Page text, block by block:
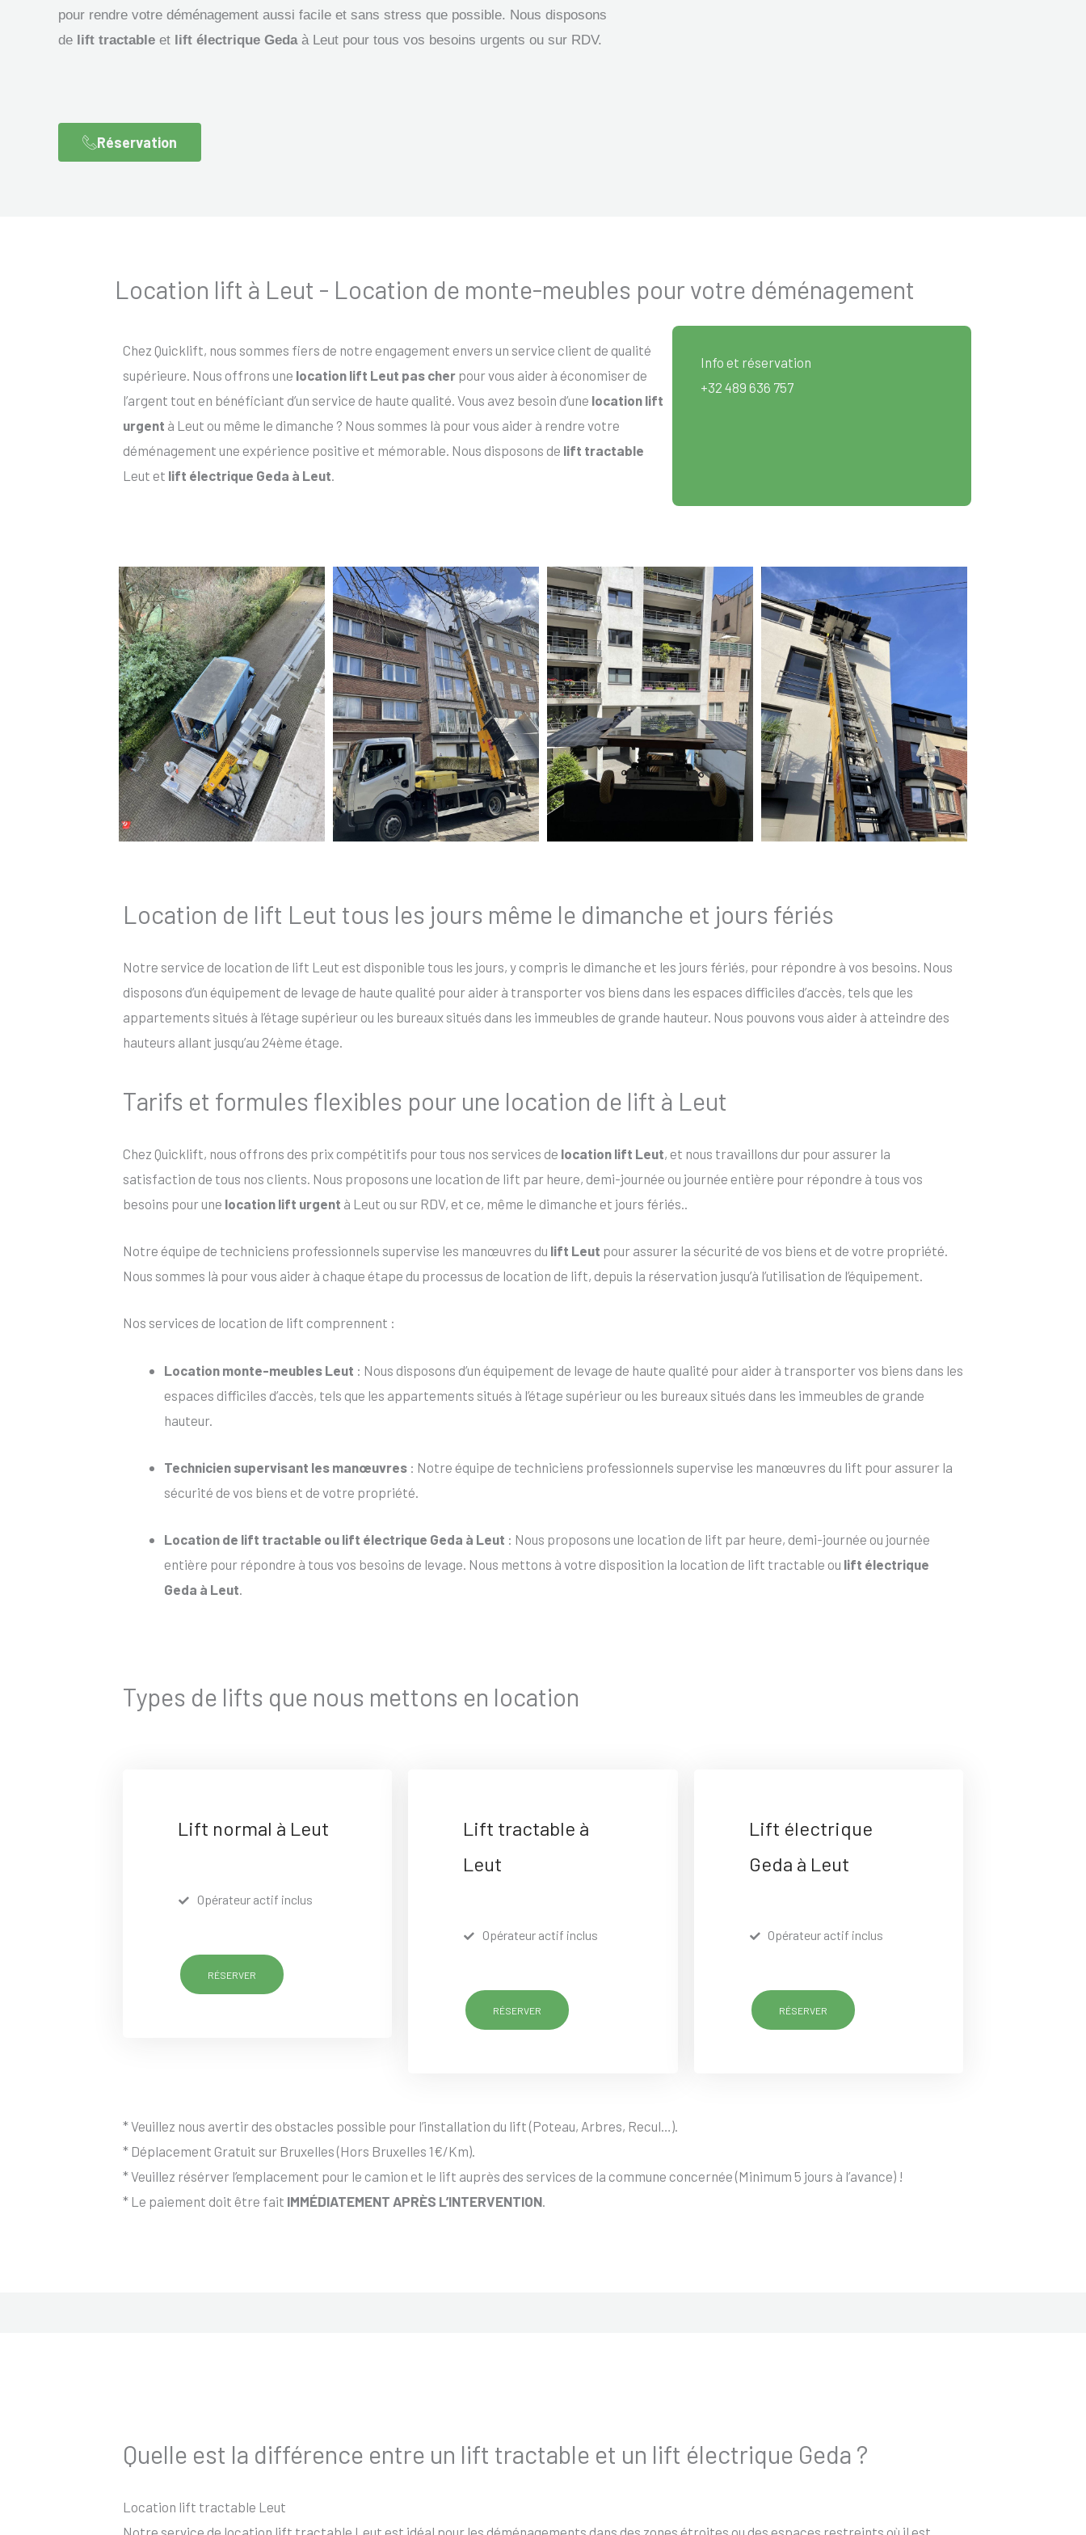
pour rendre votre déménagement aussi facile et sans stress que possible. Nous disposons
de lift tractable et lift électrique Gedaà Leut pour tous vos besoins urgents ou sur RDV.
Réservation
Location lift à Leut - Location de monte-meubles pour votre déménagement
Chez Quicklift, nous sommes fiers de notre engagement envers un service client de qualité
supérieure. Nous offrons une location lift Leut pas cher pour vous aider à économiser de
l’argent tout en bénéficiant d’un service de haute qualité. Vous avez besoin d’une location lift
urgent à Leut ou même le dimanche ? Nous sommes là pour vous aider à rendre votre
déménagement une expérience positive et mémorable. Nous disposons de lift tractable
Leut et lift électrique Geda à Leut
Info et réservation
+32 489 636 757
Location de lift Leut tous les jours même le dimanche et jours fériés
Notre service de location de lift Leut est disponible tous les jours, y compris le dimanche et les jours fériés, pour répondre à vos besoins. Nous
disposons d’un équipement de levage de haute qualité pour aider à transporter vos biens dans les espaces difficiles d’accès, tels que les
appartements situés à l’étage supérieur ou les bureaux situés dans les immeubles de grande hauteur. Nous pouvons vous aider à atteindre des
hauteurs allant jusqu’au 24ème étage.
Tarifs et formules flexibles pour une location de lift à Leut
Chez Quicklift, nous offrons des prix compétitifs pour tous nos services de location lift Leut, et nous travaillons dur pour assurer la
satisfaction de tous nos clients. Nous proposons une location de lift par heure, demi-journée ou journée entière pour répondre à tous vos
besoins pour une location lift urgent à Leut ou sur RDV, et ce, même le dimanche et jours fériés..
Notre équipe de techniciens professionnels supervise les manœuvres du lift Leut pour assurer la sécurité de vos biens et de votre propriété.
Nous sommes là pour vous aider à chaque étape du processus de location de lift, depuis la réservation jusqu’à l’utilisation de l’équipement.
Nos services de location de lift comprennent :
Location monte-meubles Leut : Nous disposons d’un équipement de levage de haute qualité pour aider à transporter vos biens dans les
espaces difficiles d’accès, tels que les appartements situés à l’étage supérieur ou les bureaux situés dans les immeubles de grande
hauteur.
Technicien supervisant les manœuvres : Notre équipe de techniciens professionnels supervise les manœuvres du lift pour assurer la
sécurité de vos biens et de votre propriété.
Location de lift tractable ou lift électrique Geda à Leut : Nous proposons une location de lift par heure, demi-journée ou journée
entière pour répondre à tous vos besoins de levage. Nous mettons à votre disposition la location de lift tractable ou lift électrique
Geda à Leut
Types de lifts que nous mettons en location
Lift normal à Leut
Opérateur actif inclus
RÉSERVER
Lift tractable à
Leut
Opérateur actif inclus
RÉSERVER
Lift électrique
Geda à Leut
Opérateur actif inclus
RÉSERVER
* Veuillez nous avertir des obstacles possible pour l’installation du lift (Poteau, Arbres, Recul…).
* Déplacement Gratuit sur Bruxelles (Hors Bruxelles 1€/Km).
* Veuillez résérver l’emplacement pour le camion et le lift auprès des services de la commune concernée (Minimum 5 jours à l’avance) !
* Le paiement doit être fait IMMÉDIATEMENT APRÈS L’INTERVENTION.
Quelle est la différence entre un lift tractable et un lift électrique Geda ?
Location lift tractable Leut